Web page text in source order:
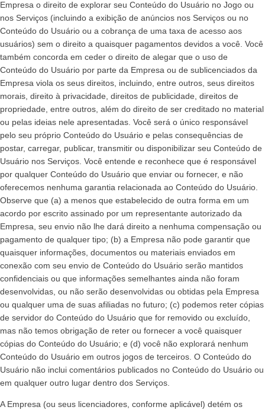
Empresa o direito de explorar seu Conteúdo do Usuário no Jogo ou
nos Serviços (incluindo a exibição de anúncios nos Serviços ou no
Conteúdo do Usuário ou a cobrança de uma taxa de acesso aos
usuários) sem o direito a quaisquer pagamentos devidos a você. Você
também concorda em ceder o direito de alegar que o uso de
Conteúdo do Usuário por parte da Empresa ou de sublicenciados da
Empresa viola os seus direitos, incluindo, entre outros, seus direitos
morais, direito à privacidade, direitos de publicidade, direitos de
propriedade, entre outros, além do direito de ser creditado no material
ou pelas ideias nele apresentadas. Você será o único responsável
pelo seu próprio Conteúdo do Usuário e pelas consequências de
postar, carregar, publicar, transmitir ou disponibilizar seu Conteúdo de
Usuário nos Serviços. Você entende e reconhece que é responsável
por qualquer Conteúdo do Usuário que enviar ou fornecer, e não
oferecemos nenhuma garantia relacionada ao Conteúdo do Usuário.
Observe que (a) a menos que estabelecido de outra forma em um
acordo por escrito assinado por um representante autorizado da
Empresa, seu envio não lhe dará direito a nenhuma compensação ou
pagamento de qualquer tipo; (b) a Empresa não pode garantir que
quaisquer informações, documentos ou materiais enviados em
conexão com seu envio de Conteúdo do Usuário serão mantidos
confidenciais ou que informações semelhantes ainda não foram
desenvolvidas, ou não serão desenvolvidas ou obtidas pela Empresa
ou qualquer uma de suas afiliadas no futuro; (c) podemos reter cópias
de servidor do Conteúdo do Usuário que for removido ou excluído,
mas não temos obrigação de reter ou fornecer a você quaisquer
cópias do Conteúdo do Usuário; e (d) você não explorará nenhum
Conteúdo do Usuário em outros jogos de terceiros. O Conteúdo do
Usuário não inclui comentários publicados no Conteúdo do Usuário ou
em qualquer outro lugar dentro dos Serviços.
A Empresa (ou seus licenciadores, conforme aplicável) detém os